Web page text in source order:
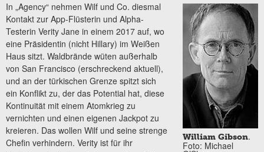
William Gibson.
Foto: Michael
In „Agency“ nehmen Wilf und Co. diesmal
Kontakt zur App-Flüsterin und Alpha-
Testerin Verity Jane in einem 2017 auf, wo
eine Präsidentin (nicht Hillary) im Weißen
Haus sitzt. Waldbrände wüten außerhalb
von San Francisco (erschreckend aktuell),
und an der türkischen Grenze spitzt sich
ein Konflikt zu, der das Potential hat, diese
Kontinuität mit einem Atomkrieg zu
vernichten und einen eigenen Jackpot zu
kreieren. Das wollen Wilf und seine strenge
Chefin verhindern. Verity ist für ihr